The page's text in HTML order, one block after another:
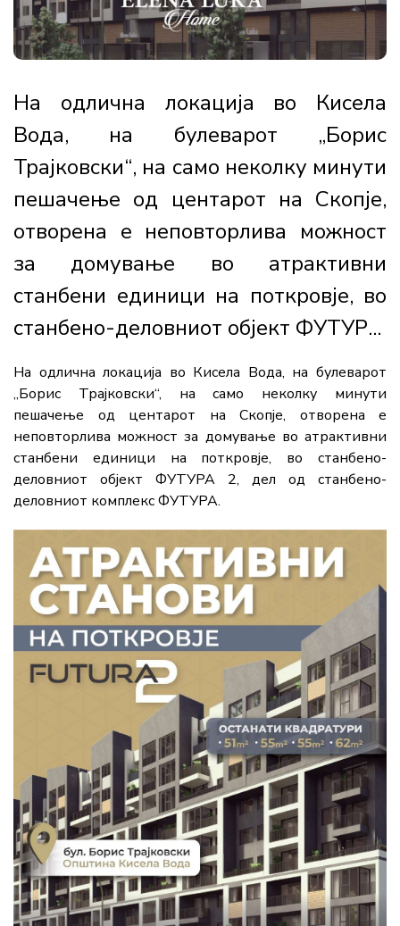
На одлична локација во Кисела
Вода, на булеварот „Борис
Трајковски“, на само неколку минути
пешачење од центарот на Скопје,
отворена е неповторлива можност
за домување во атрактивни
станбени единици на поткровје, во
станбено-деловниот објект ФУТУР...
На одлична локација во Кисела Вода, на булеварот
„Борис Трајковски“, на само неколку минути
пешачење од центарот на Скопје, отворена е
неповторлива можност за домување во атрактивни
станбени единици на поткровје, во станбено-
деловниот објект ФУТУРА 2, дел од станбено-
деловниот комплекс ФУТУРА.